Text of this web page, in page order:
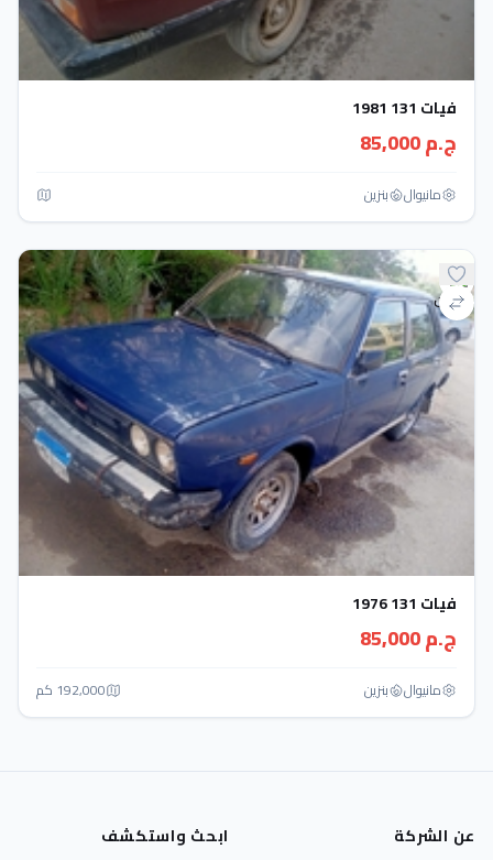
فيات 131 1981
ج.م 85,000
مانيوال بنزين
فيات 131 1976
ج.م 85,000
مانيوال بنزين 192,000 كم
عن الشركة
ابحث واستكشف